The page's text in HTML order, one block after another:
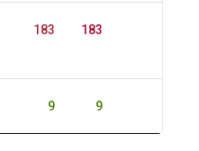
183 183
9 9